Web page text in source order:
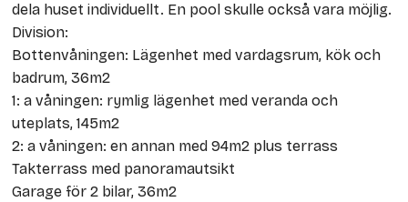
dela huset individuellt. En pool skulle också vara möjlig.
Division:
Bottenvåningen: Lägenhet med vardagsrum, kök och
badrum, 36m2
1: a våningen: rymlig lägenhet med veranda och
uteplats, 145m2
2: a våningen: en annan med 94m2 plus terrass
Takterrass med panoramautsikt
Garage för 2 bilar, 36m2